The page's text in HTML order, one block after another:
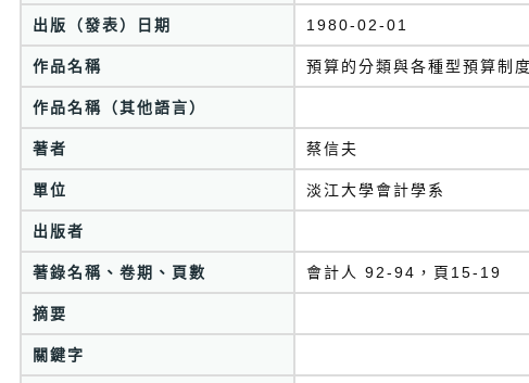
出版（發表）日期 1980-02-01
作品名稱 預算的分類與各種型預算制
作品名稱（其他語言）
著者 蔡信夫
單位 淡江大學會計學系
出版者
著錄名稱、卷期、頁數 會計人 92-94，頁15-19
摘要
關鍵字